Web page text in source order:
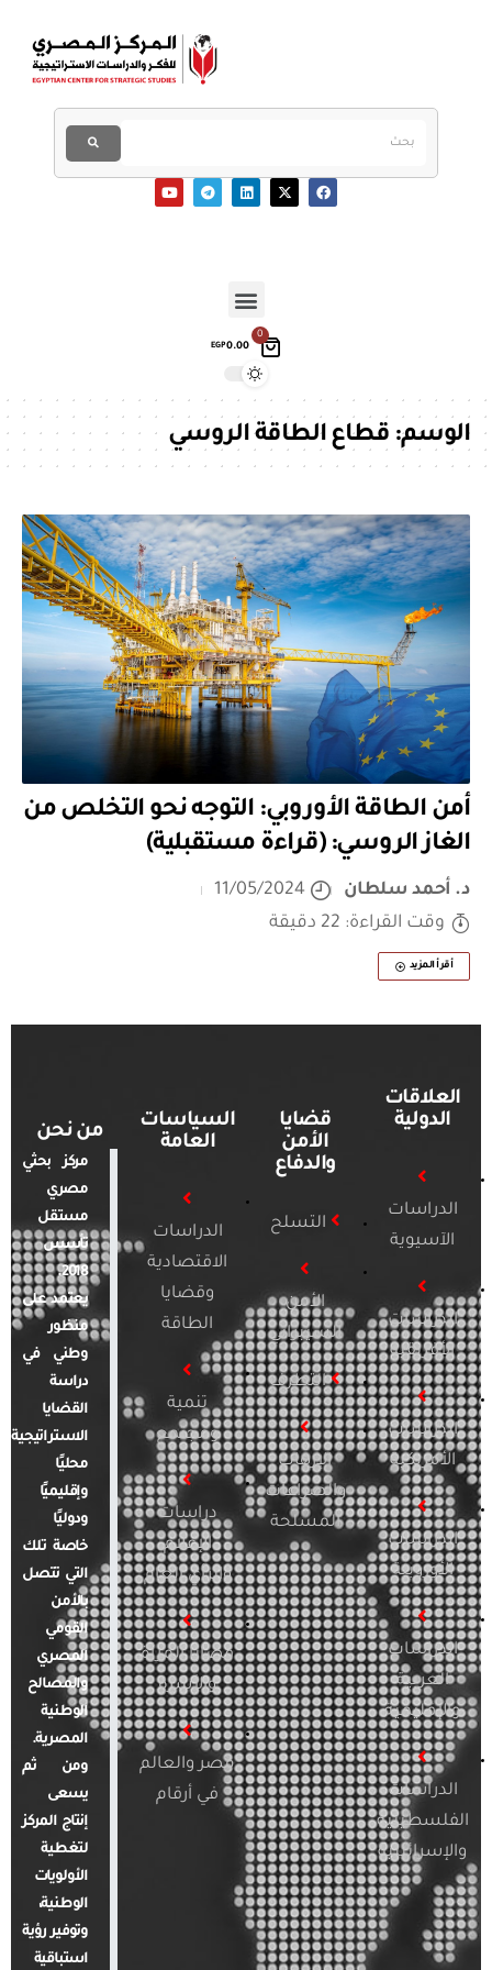
0
EGP0.00
الوسم:قطاع الطاقة الروسي
أمن الطاقة الأوروبي: التوجه نحو التخلص من
الغاز الروسي: (قراءة مستقبلية)
د. أحمد سلطان
11/05/2024
وقت القراءة: 22 دقيقة
أقرأ المزيد
العلاقات
الدولية
الدراسات
الآسيوية
الدراسات
الأفريقية
الدراسات
الأمريكية
الدراسات
الأوروبية
الدراسات
العربية
والإقليمية
الدراسات
الفلسطينية
والإسرائيلية
قضايا
الأمن
والدفاع
التسلح
الأمن
السيبراني
التطرف
الإرهاب
والصراعات
المسلحة
السياسات
العامة
الدراسات
الاقتصادية
وقضايا
الطاقة
تنمية
ومجتمع
دراسات
الإعلام
والرأي العام
قضايا المرأة
والأسرة
مصر والعالم
في أرقام
من نحن
مركز بحثي
مصري
مستقل
تأسس
2018.
يعتمد على
منظور
وطني في
دراسة
القضايا
الاستراتيجية
محليًا
وإقليميًا
ودوليًا
خاصة تلك
التي تتصل
بالأمن
القومي
المصري
والمصالح
الوطنية
المصرية.
ومن ثم
يسعى
إنتاج المركز
لتغطية
الأولويات
الوطنية،
وتوفير رؤية
استباقية